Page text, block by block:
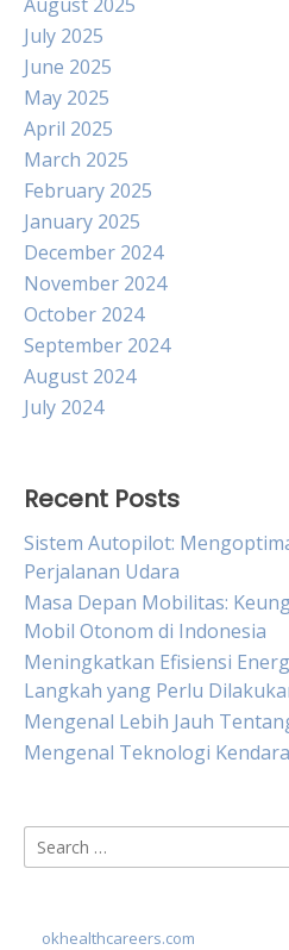
July 2025
June 2025
May 2025
April 2025
March 2025
February 2025
January 2025
December 2024
November 2024
October 2024
September 2024
August 2024
July 2024
Recent Posts
Sistem Autopilot:
Perjalanan Udara
Masa Depan Mobilitas:
Mobil Otonom di Indonesia
Meningkatkan Efisiensi
Langkah yang Perlu
Mengenal Lebih Jauh
Mengenal Teknologi
Search
for:
okhealthcareers.com